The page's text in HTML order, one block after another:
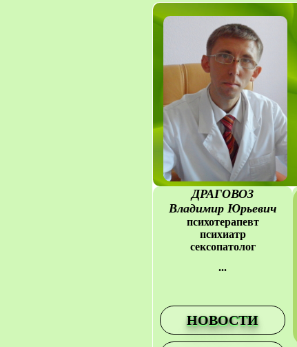
ДРАГОВОЗ
Владимир Юрьевич
психотерапевт
психиатр
сексопатолог
...
НОВОСТИ